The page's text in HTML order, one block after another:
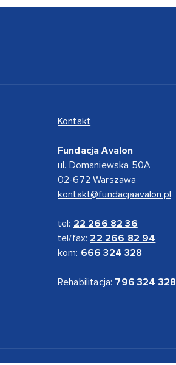
Kontakt
Fundacja Avalon
ul. Domaniewska 50A
02-672 Warszawa
kontakt@fundacjaavalon.pl
tel: 22 266 82 36
tel/fax: 22 266 82 94
kom: 666 324 328
Rehabilitacja: 796 324 328